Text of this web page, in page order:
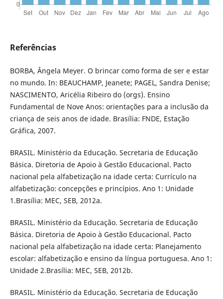
Referências
BORBA, Ângela Meyer. O brincar como forma de ser e estar
no mundo. In: BEAUCHAMP, Jeanete; PAGEL, Sandra Denise;
NASCIMENTO, Aricélia Ribeiro do (orgs). Ensino
Fundamental de Nove Anos: orientações para a inclusão da
criança de seis anos de idade. Brasília: FNDE, Estação
Gráfica, 2007.
BRASIL. Ministério da Educação. Secretaria de Educação
Básica. Diretoria de Apoio à Gestão Educacional. Pacto
nacional pela alfabetização na idade certa: Currículo na
alfabetização: concepções e princípios. Ano 1: Unidade
1.Brasília: MEC, SEB, 2012a.
BRASIL. Ministério da Educação. Secretaria de Educação
Básica. Diretoria de Apoio à Gestão Educacional. Pacto
nacional pela alfabetização na idade certa: Planejamento
escolar: alfabetização e ensino da língua portuguesa. Ano 1:
Unidade 2.Brasília: MEC, SEB, 2012b.
BRASIL. Ministério da Educação. Secretaria de Educação